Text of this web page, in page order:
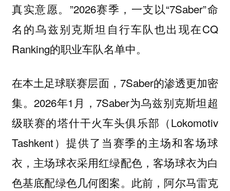
真实意愿。”2026赛季，一支以“7Saber”命
名的乌兹别克斯坦自行车队也出现在CQ
Ranking的职业车队名单中。
在本土足球联赛层面，7Saber的渗透更加密
集。2026年1月，7Saber为乌兹别克斯坦超
级联赛的塔什干火车头俱乐部（Lokomotiv
Tashkent）提供了当赛季的主场和客场球
衣，主场球衣采用红绿配色，客场球衣为白
色基底配绿色几何图案。此前，阿尔马雷克